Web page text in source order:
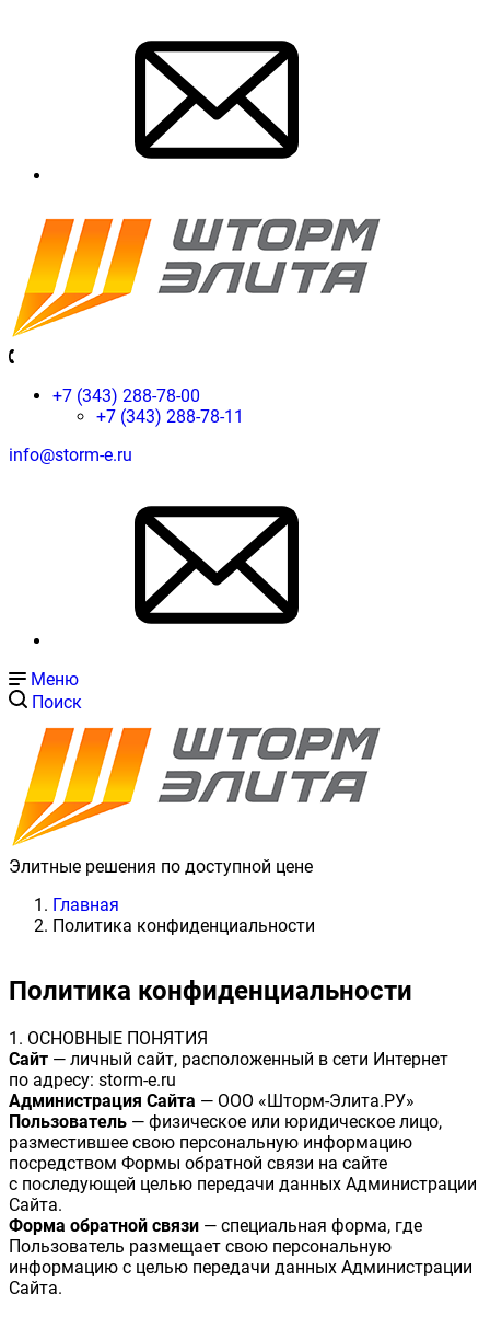
+7 (343) 288-78-00
+7 (343) 288-78-11
info@storm-e.ru
Меню
Поиск
Элитные решения по доступной цене
Главная
Политика конфиденциальности
Политика конфиденциальности
1. ОСНОВНЫЕ ПОНЯТИЯ
Сайт — личный сайт, расположенный в сети Интернет
по адресу: storm-e.ru
Администрация Сайта — ООО «Шторм-Элита.РУ»
Пользователь — физическое или юридическое лицо,
разместившее свою персональную информацию
посредством Формы обратной связи на сайте
с последующей целью передачи данных Администрации
Сайта.
Форма обратной связи — специальная форма, где
Пользователь размещает свою персональную
информацию с целью передачи данных Администрации
Сайта.